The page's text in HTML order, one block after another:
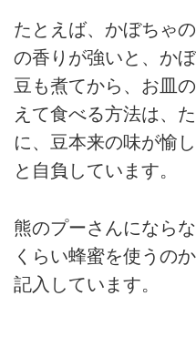
たとえば、かぼちゃ
の香りが強いと、か
豆も煮てから、お皿
えて食べる方法は、
に、豆本来の味が愉
と自負しています。
熊のプーさんになら
くらい蜂蜜を使うの
記入しています。